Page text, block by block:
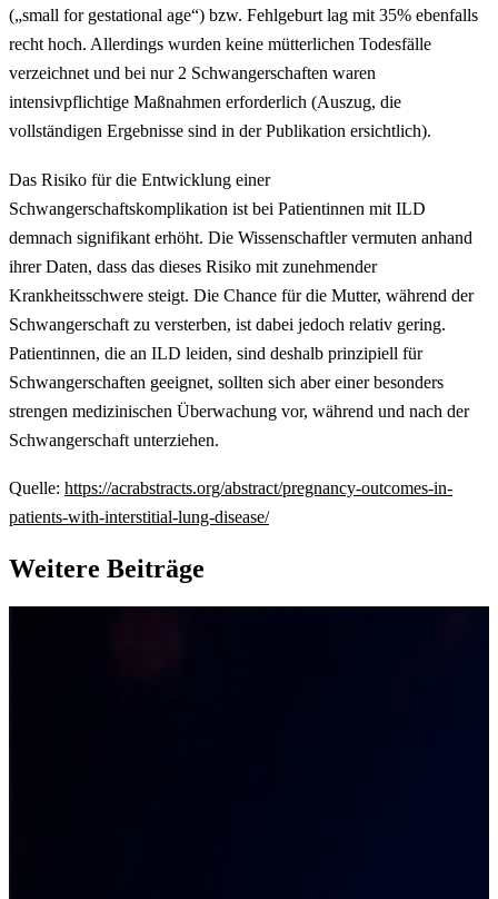
(„small for gestational age“) bzw. Fehlgeburt lag mit 35% ebenfalls
recht hoch. Allerdings wurden keine mütterlichen Todesfälle
verzeichnet und bei nur 2 Schwangerschaften waren
intensivpflichtige Maßnahmen erforderlich (Auszug, die
vollständigen Ergebnisse sind in der Publikation ersichtlich).
Das Risiko für die Entwicklung einer
Schwangerschaftskomplikation ist bei Patientinnen mit ILD
demnach signifikant erhöht. Die Wissenschaftler vermuten anhand
ihrer Daten, dass das dieses Risiko mit zunehmender
Krankheitsschwere steigt. Die Chance für die Mutter, während der
Schwangerschaft zu versterben, ist dabei jedoch relativ gering.
Patientinnen, die an ILD leiden, sind deshalb prinzipiell für
Schwangerschaften geeignet, sollten sich aber einer besonders
strengen medizinischen Überwachung vor, während und nach der
Schwangerschaft unterziehen.
Quelle: https://acrabstracts.org/abstract/pregnancy-outcomes-in-
patients-with-interstitial-lung-disease/
Weitere Beiträge